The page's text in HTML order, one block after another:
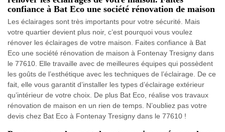
confiance à Bat Eco une société rénovation de maison
Les éclairages sont très importants pour votre sécurité. Mais
votre quartier devient plus noir, c’est pourquoi vous voulez
rénover les éclairages de votre maison. Faites confiance à Bat
Eco une société rénovation de maison à Fontenay Tresigny dans
le 77610. Elle travaille avec de meilleures équipes qui possèdent
les goûts de l’esthétique avec les techniques de l’éclairage. De ce
fait, elle vous garantit d’installer les types d’éclairage extérieur
qu’intérieur de votre choix. De plus Bat Eco, réalise vos travaux
rénovation de maison en un rien de temps. N’oubliez pas votre
devis chez Bat Eco à Fontenay Tresigny dans le 77610 !